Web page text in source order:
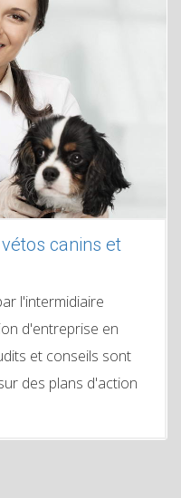
canins et
l'intermidiaire
d'entreprise en
et conseils sont
des plans d'action